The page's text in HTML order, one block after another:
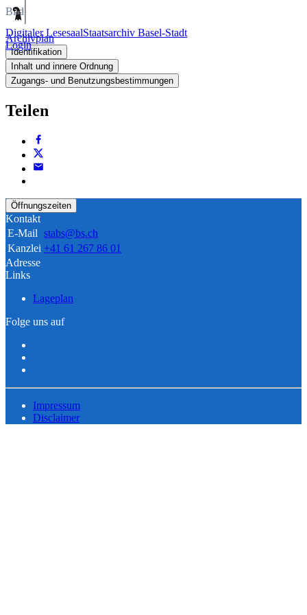
Digitaler LesesaalStaatsarchiv Basel-Stadt
Login
Bild
Archivplan
Identifikation
Inhalt und innere Ordnung
Zugangs- und Benutzungsbestimmungen
Teilen
Öffnungszeiten
Kontakt
E-Mail stabs@bs.ch
Kanzlei +41 61 267 86 01
Adresse
Links
Lageplan
Folge uns auf
Impressum
Disclaimer